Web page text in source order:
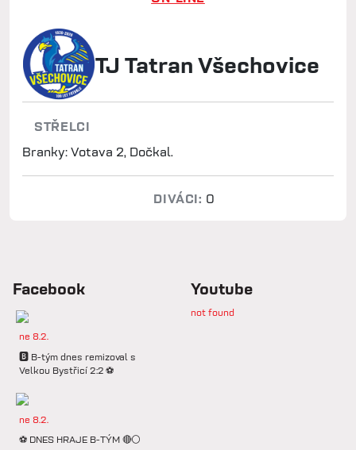
TJ Tatran Všechovice
STŘELCI
Branky: Votava 2, Dočkal.
DIVÁCI: 0
Facebook
ne 8.2.
🅱️ B-tým dnes remizoval s
Velkou Bystřicí 2:2 ⚽️
ne 8.2.
⚽️ DNES HRAJE B-TÝM 🔴⚪️
Youtube
not found